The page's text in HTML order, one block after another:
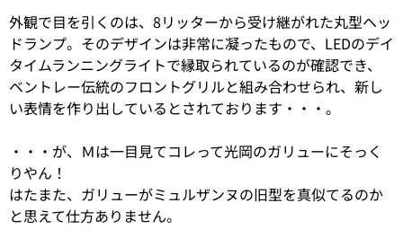
外観で目を引くのは、8リッターから受け継がれた丸型ヘッ
ドランプ。そのデザインは非常に凝ったもので、LEDのデイ
タイムランニングライトで縁取られているのが確認でき、
ベントレー伝統のフロントグリルと組み合わせられ、新し
い表情を作り出しているとされております・・・。
・・・が、Ｍは一目見てコレって光岡のガリューにそっく
りやん！
はたまた、ガリューがミュルザンヌの旧型を真似てるのか
と思えて仕方ありません。